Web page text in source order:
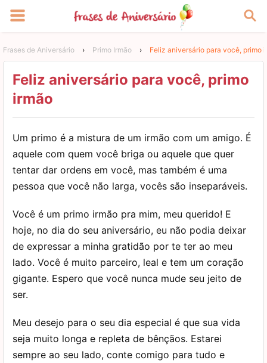
Frases de Aniversário › Primo Irmão › Feliz aniversário para você, primo
Feliz aniversário para você, primo
irmão
Um primo é a mistura de um irmão com um amigo. É
aquele com quem você briga ou aquele que quer
tentar dar ordens em você, mas também é uma
pessoa que você não larga, vocês são inseparáveis.
Você é um primo irmão pra mim, meu querido! E
hoje, no dia do seu aniversário, eu não podia deixar
de expressar a minha gratidão por te ter ao meu
lado. Você é muito parceiro, leal e tem um coração
gigante. Espero que você nunca mude seu jeito de
ser.
Meu desejo para o seu dia especial é que sua vida
seja muito longa e repleta de bênçãos. Estarei
sempre ao seu lado, conte comigo para tudo e